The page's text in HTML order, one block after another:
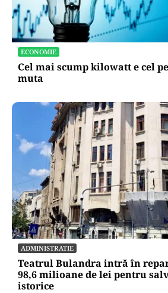
ECONOMIE
Cel mai scump kilowatt e cel
muta
ADMINISTRATIE
Teatrul Bulandra intră în
98,6 milioane de lei pentru
istorice